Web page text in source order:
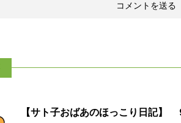
【サト子おばあのほっこり日記】